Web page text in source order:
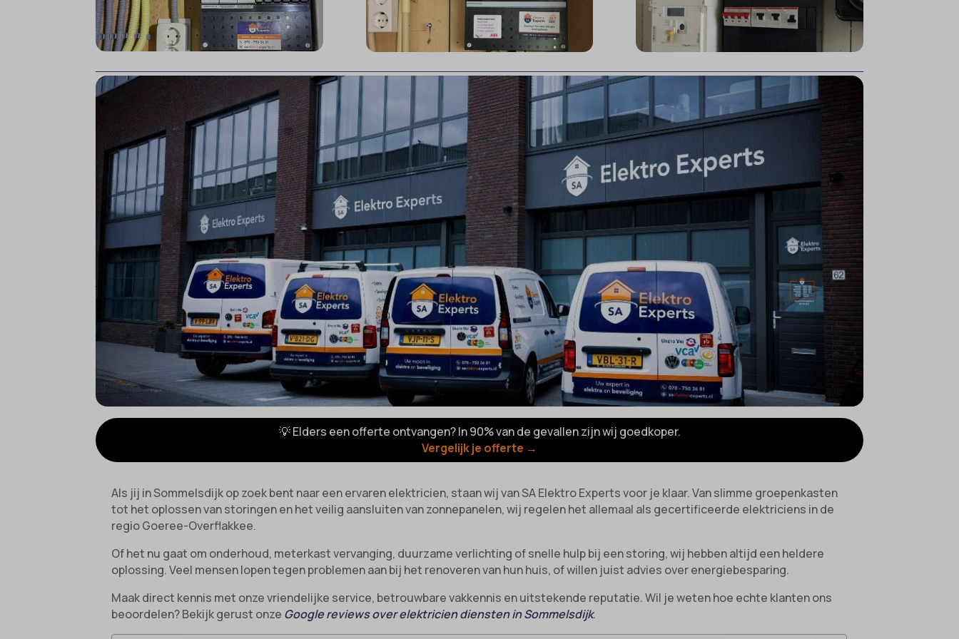
💡 Elders een offerte ontvangen? In 90% van de gevallen zijn wij goedkoper.
Vergelijk je offerte →
Als jij in Sommelsdijk op zoek bent naar een ervaren elektricien, staan wij van SA Elektro Experts voor je klaar. Van slimme groepenkasten
tot het oplossen van storingen en het veilig aansluiten van zonnepanelen, wij regelen het allemaal als gecertificeerde elektriciens in de
regio Goeree-Overflakkee.
Of het nu gaat om onderhoud, meterkast vervanging, duurzame verlichting of snelle hulp bij een storing, wij hebben altijd een heldere
oplossing. Veel mensen lopen tegen problemen aan bij het renoveren van hun huis, of willen juist advies over energiebesparing.
Maak direct kennis met onze vriendelijke service, betrouwbare vakkennis en uitstekende reputatie. Wil je weten hoe echte klanten ons
beoordelen? Bekijk gerust onze Google reviews over elektricien diensten in Sommelsdijk.